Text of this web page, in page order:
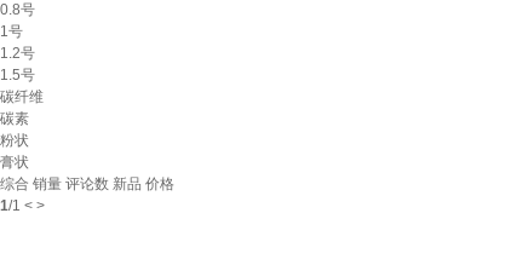
0.8号
1号
1.2号
1.5号
碳纤维
碳素
粉状
膏状
综合 销量 评论数 新品 价格
1/1 < >